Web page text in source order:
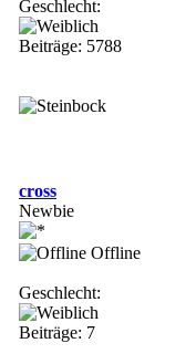
Geschlecht:
Beiträge: 5788
cross
Newbie
Offline
Geschlecht:
Beiträge: 7